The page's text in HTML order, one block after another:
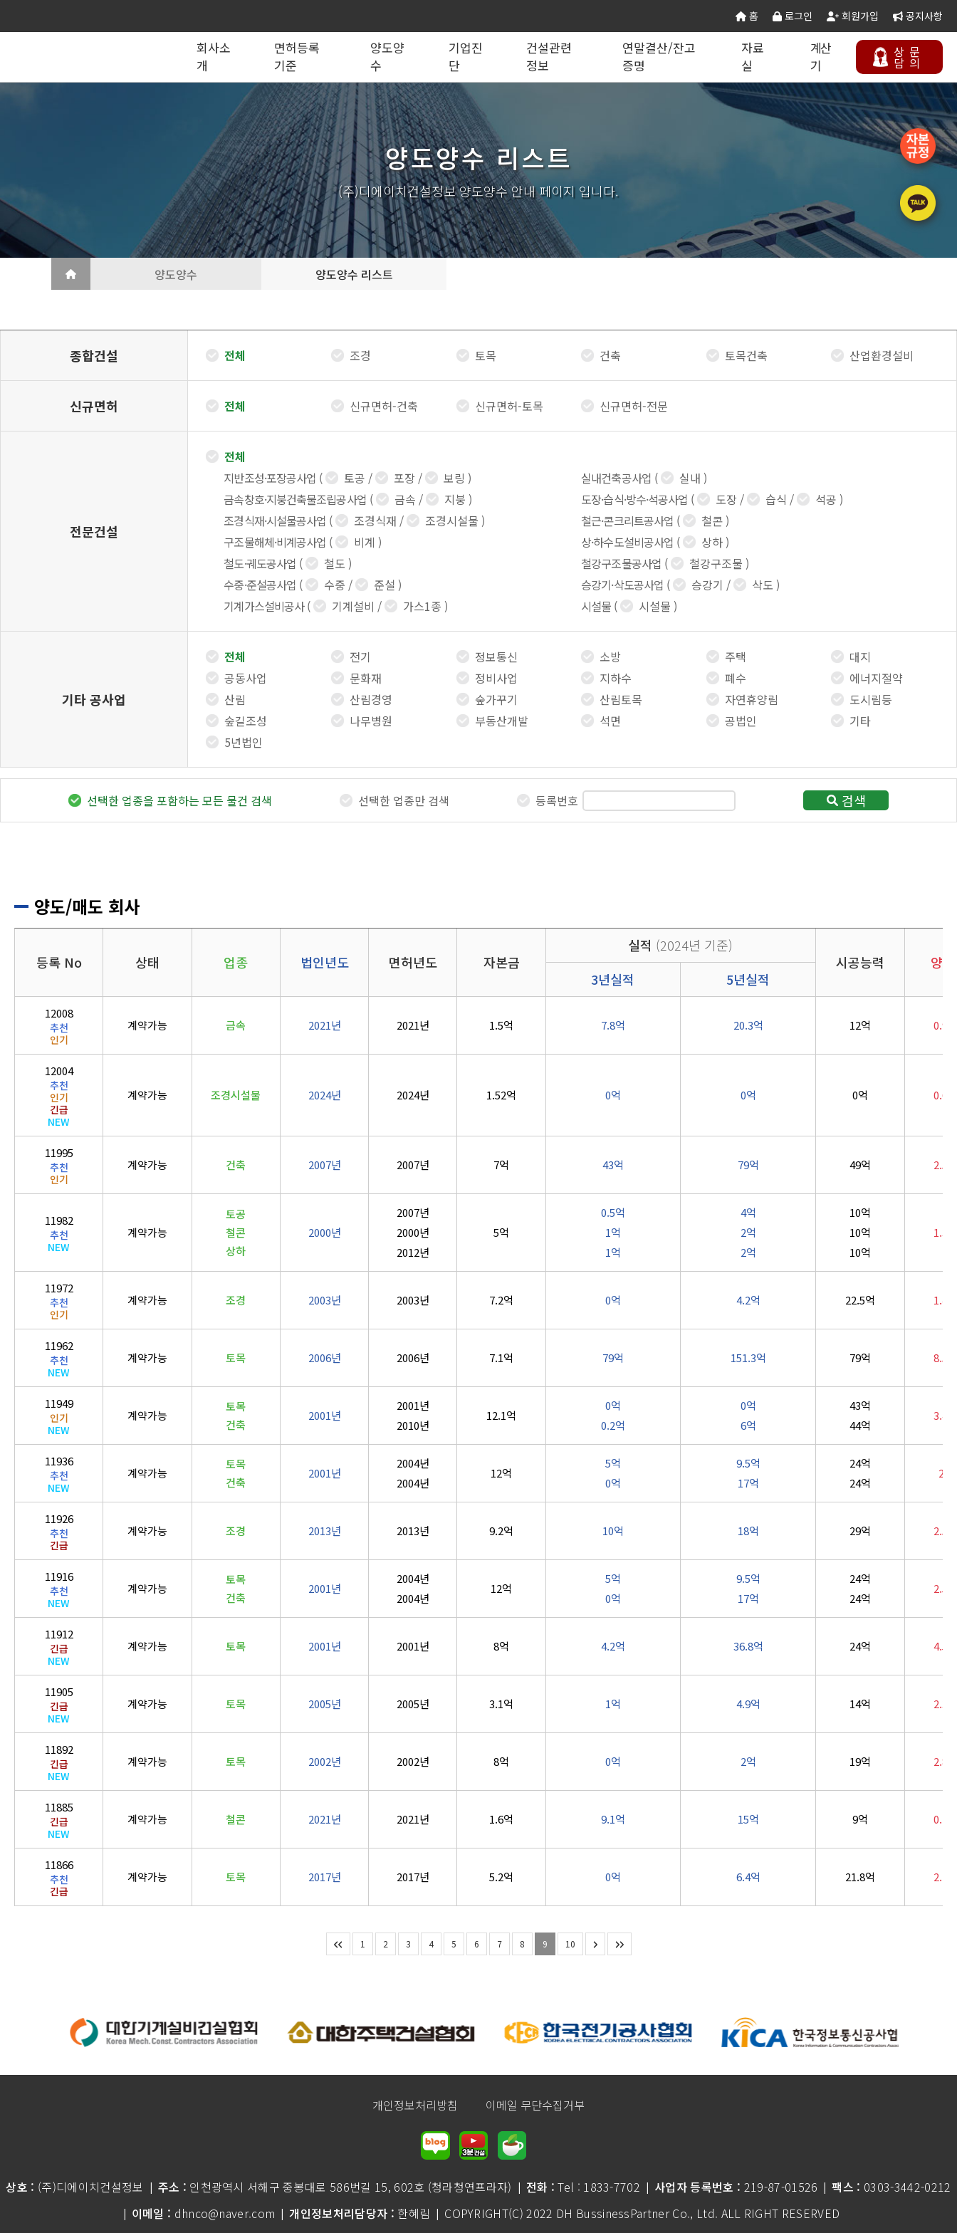
홈 로그인 회원가입 공지사항
회사소
개
면허등록
기준
양도양
수
기업진
단
건설관련
정보
연말결산/잔고
증명
자료
실
계산
기
상
담
문
의
회사소개 사업영역
전문건설업
지반조성·포장공사업
실내건축공사업
도장·습식·방수·석공사업
조경식재·시설물공사업
철근·콘크리트공사업
구조물해체·비계공사업
상·하수도설비공사업
철도·궤도공사업
철강구조물공사업
수중·준설공사업
승강기·삭도공사업
시설물유지관리업(폐지)
기계설비·가스공사업
가스·난방공사업
금속·창호·지붕
전기공사업
소방시설공사업
대지조성사업자
나무병원
산림사업법인
엔지니어링사업자
개인하수처리시설·
설계시공업
승강기유지관리업
등록절차
상담하기
양도양수 리스트
공제조합 실태조사 기재사항변경 건설컬럼
국가계약법령관계서식 건설업등록서식 건설공무서식
실질자본금 계산기
양도양수 리스트
(주)디에이치건설정보 양도양수 안내 페이지 입니다.
양도양수 양도양수 리스트
종합건설 전체 조경 토목 건축 토목건축 산업환경설비
신규면허 전체 신규면허-건축 신규면허-토목 신규면허-전문
전문건설
전체
지반조성·포장공사업 ( 토공 / 포장 / 보링 ) 실내건축공사업 ( 실내 )
금속창호·지붕건축물조립공사업 ( 금속 / 지붕 ) 도장·습식·방수·석공사업 ( 도장 / 습식 / 석공 )
조경식재·시설물공사업 ( 조경식재 / 조경시설물 ) 철근·콘크리트공사업 ( 철콘 )
구조물해체·비계공사업 ( 비계 ) 상·하수도설비공사업 ( 상하 )
철도·궤도공사업 ( 철도 ) 철강구조물공사업 ( 철강구조물 )
수중·준설공사업 ( 수중 / 준설 ) 승강기·삭도공사업 ( 승강기 / 삭도 )
기계가스설비공사 ( 기계설비 / 가스1종 ) 시설물 ( 시설물 )
기타 공사업
전체 전기 정보통신 소방 주택
대지
공동사업
문화재 정비사업 지하수 폐수
에너지절약
산림
산림경영 숲가꾸기 산림토목 자연휴양림
도시림등
숲길조성
나무병원 부동산개발 석면 공법인
기타
5년법인
선택한 업종을 포함하는 모든 물건 검색 선택한 업종만 검색 등록번호 검색
양도/매도 회사
등록 No 상태 업종 법인년도 면허년도 자본금
실적 (2024년 기준)
3년실적
5년실적
시공능력 양
12008
추천
인기
계약가능 금속 2021년 2021년 1.5억 7.8억 20.3억 12억 0.93
12004
추천
인기
긴급
NEW
계약가능 조경시설물 2024년 2024년 1.52억 0억 0억 0억 0.65
11995
추천
인기
계약가능 건축 2007년 2007년 7억 43억 79억 49억 2.55
11982
추천
NEW
계약가능
토공
철콘
상하
2000년
2007년
2000년
2012년
5억
0.5억
1억
1억
4억
2억
2억
10억
10억
10억
1.35
11972
추천
인기
계약가능 조경 2003년 2003년 7.2억 0억 4.2억 22.5억 1.45
11962
추천
NEW
계약가능 토목 2006년 2006년 7.1억 79억 151.3억 79억 8.55
11949
인기
NEW
계약가능
토목
건축
2001년
2001년
2010년
12.1억
0억
0.2억
0억
6억
43억
44억
3.45
11936
추천
NEW
계약가능
토목
건축
2001년
2004년
2004년
12억
5억
0억
9.5억
17억
24억
24억
11926
추천
긴급
계약가능 조경 2013년 2013년 9.2억 10억 18억 29억 2.55
11916
추천
NEW
계약가능
토목
건축
2001년
2004년
2004년
12억
5억
0억
9.5억
17억
24억
24억
2.55
11912
긴급
NEW
계약가능 토목 2001년 2001년 8억 4.2억 36.8억 24억 4.55
11905
긴급
NEW
계약가능 토목 2005년 2005년 3.1억 1억 4.9억 14억 2.35
11892
긴급
NEW
계약가능 토목 2002년 2002년 8억 0억 2억 19억 2.88
11885
긴급
NEW
계약가능 철콘 2021년 2021년 1.6억 9.1억 15억 9억 0.71
11866
추천
긴급
계약가능 토목 2017년 2017년 5.2억 0억 6.4억 21.8억 2.18
1 2 3 4 5 6 7 8 9 10
개인정보처리방침 이메일 무단수집거부
상호 : (주)디에이치건설정보 | 주소 : 인천광역시 서해구 중봉대로 586번길 15, 602호 (청라청연프라자) | 전화 :Tel : 1833-7702 | 사업자 등록번호 : 219-87-01526 | 팩스 : 0303-3442-0212
| 이메일 : dhnco@naver.com | 개인정보처리담당자 : 한혜림 | COPYRIGHT(C) 2022 DH BussinessPartner Co., Ltd. ALL RIGHT RESERVED